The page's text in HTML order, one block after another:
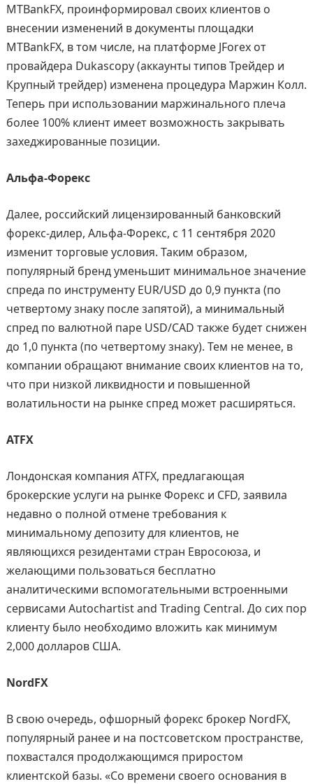
MTBankFX, проинформировал своих клиентов о
внесении изменений в документы площадки
MTBankFX, в том числе, на платформе JForex от
провайдера Dukascopy (аккаунты типов Трейдер и
Крупный трейдер) изменена процедура Маржин Колл.
Теперь при использовании маржинального плеча
более 100% клиент имеет возможность закрывать
захеджированные позиции.
Альфа-Форекс
Далее, российский лицензированный банковский
форекс-дилер, Альфа-Форекс, с 11 сентября 2020
изменит торговые условия. Таким образом,
популярный бренд уменьшит минимальное значение
спреда по инструменту EUR/USD до 0,9 пункта (по
четвертому знаку после запятой), а минимальный
спред по валютной паре USD/CAD также будет снижен
до 1,0 пункта (по четвертому знаку). Тем не менее, в
компании обращают внимание своих клиентов на то,
что при низкой ликвидности и повышенной
волатильности на рынке спред может расширяться.
ATFX
Лондонская компания ATFX, предлагающая
брокерские услуги на рынке Форекс и CFD, заявила
недавно о полной отмене требования к
минимальному депозиту для клиентов, не
являющихся резидентами стран Евросоюза, и
желающими пользоваться бесплатно
аналитическими вспомогательными встроенными
сервисами Autochartist and Trading Central. До сих пор
клиенту было необходимо вложить как минимум
2,000 долларов США.
NordFX
В свою очередь, офшорный форекс брокер NordFX,
популярный ранее и на постсоветском пространстве,
похвастался продолжающимся приростом
клиентской базы. «Со времени своего основания в